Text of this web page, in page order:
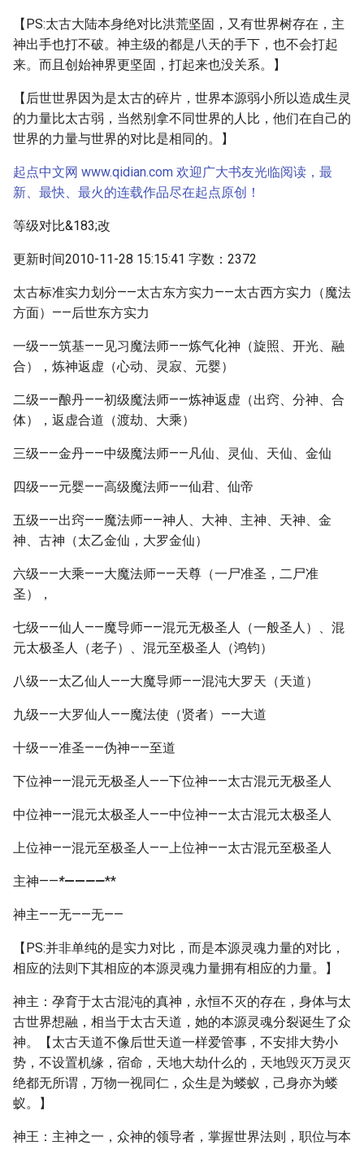
【PS:太古大陆本身绝对比洪荒坚固，又有世界树存在，主
神出手也打不破。神主级的都是八天的手下，也不会打起
来。而且创始神界更坚固，打起来也没关系。】
【后世世界因为是太古的碎片，世界本源弱小所以造成生灵
的力量比太古弱，当然别拿不同世界的人比，他们在自己的
世界的力量与世界的对比是相同的。】
起点中文网 www.qidian.com 欢迎广大书友光临阅读，最
新、最快、最火的连载作品尽在起点原创！
等级对比&183;改
更新时间2010-11-28 15:15:41 字数：2372
太古标准实力划分——太古东方实力——太古西方实力（魔法
方面）——后世东方实力
一级——筑基——见习魔法师——炼气化神（旋照、开光、融
合），炼神返虚（心动、灵寂、元婴）
二级——酿丹——初级魔法师——炼神返虚（出窍、分神、合
体），返虚合道（渡劫、大乘）
三级——金丹——中级魔法师——凡仙、灵仙、天仙、金仙
四级——元婴——高级魔法师——仙君、仙帝
五级——出窍——魔法师——神人、大神、主神、天神、金
神、古神（太乙金仙，大罗金仙）
六级——大乘——大魔法师——天尊（一尸准圣，二尸准
圣），
七级——仙人——魔导师——混元无极圣人（一般圣人）、混
元太极圣人（老子）、混元至极圣人（鸿钧）
八级——太乙仙人——大魔导师——混沌大罗天（天道）
九级——大罗仙人——魔法使（贤者）——大道
十级——准圣——伪神——至道
下位神——混元无极圣人——下位神——太古混元无极圣人
中位神——混元太极圣人——中位神——太古混元太极圣人
上位神——混元至极圣人——上位神——太古混元至极圣人
主神——*————**
神主——无——无——
【PS:并非单纯的是实力对比，而是本源灵魂力量的对比，
相应的法则下其相应的本源灵魂力量拥有相应的力量。】
神主：孕育于太古混沌的真神，永恒不灭的存在，身体与太
古世界想融，相当于太古天道，她的本源灵魂分裂诞生了众
神。【太古天道不像后世天道一样爱管事，不安排大势小
势，不设置机缘，宿命，天地大劫什么的，天地毁灭万灵灭
绝都无所谓，万物一视同仁，众生是为蝼蚁，己身亦为蝼
蚁。】
神王：主神之一，众神的领导者，掌握世界法则，职位与本